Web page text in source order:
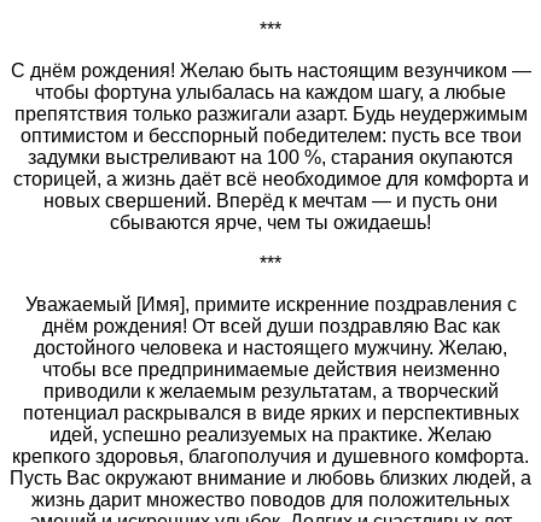
***
С днём рождения! Желаю быть настоящим везунчиком —
чтобы фортуна улыбалась на каждом шагу, а любые
препятствия только разжигали азарт. Будь неудержимым
оптимистом и бесспорный победителем: пусть все твои
задумки выстреливают на 100 %, старания окупаются
сторицей, а жизнь даёт всё необходимое для комфорта и
новых свершений. Вперёд к мечтам — и пусть они
сбываются ярче, чем ты ожидаешь!
***
Уважаемый [Имя], примите искренние поздравления с
днём рождения! От всей души поздравляю Вас как
достойного человека и настоящего мужчину. Желаю,
чтобы все предпринимаемые действия неизменно
приводили к желаемым результатам, а творческий
потенциал раскрывался в виде ярких и перспективных
идей, успешно реализуемых на практике. Желаю
крепкого здоровья, благополучия и душевного комфорта.
Пусть Вас окружают внимание и любовь близких людей, а
жизнь дарит множество поводов для положительных